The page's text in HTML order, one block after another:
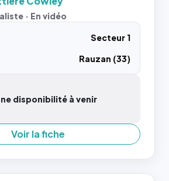
· En vidéo
Secteur 1
Rauzan (33)
disponibilité à venir
Voir la fiche